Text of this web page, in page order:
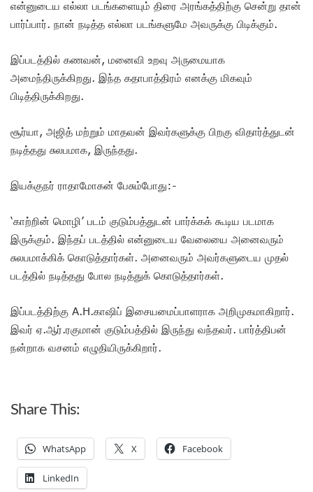
என்னுடைய எல்லா படங்களையும் திரை அரங்கத்திற்கு சென்று தான்
பார்ப்பார். நான் நடித்த எல்லா படங்களுமே அவருக்கு பிடிக்கும்.
இப்படத்தில் கணவன், மனைவி உறவு அருமையாக
அமைந்திருக்கிறது. இந்த கதாபாத்திரம் எனக்கு மிகவும்
பிடித்திருக்கிறது.
சூர்யா, அஜித் மற்றும் மாதவன் இவர்களுக்கு பிறகு விதார்த்துடன்
நடித்தது சுலபமாக, இருந்தது.
இயக்குநர் ராதாமோகன் பேசும்போது:-
‘காற்றின் மொழி’ படம் குடும்பத்துடன் பார்க்கக் கூடிய படமாக
இருக்கும். இந்தப் படத்தில் என்னுடைய வேலையை அனைவரும்
சுலபமாக்கிக் கொடுத்தார்கள். அனைவரும் அவர்களுடைய முதல்
படத்தில் நடித்தது போல நடித்துக் கொடுத்தார்கள்.
இப்படத்திற்கு A.H.காஷிப் இசையமைப்பாளராக அறிமுகமாகிறார்.
இவர் ஏ.ஆர்.ரகுமான் குடும்பத்தில் இருந்து வந்தவர். பார்த்திபன்
நன்றாக வசனம் எழுதியிருக்கிறார்.
Share This:
WhatsApp X Facebook
LinkedIn